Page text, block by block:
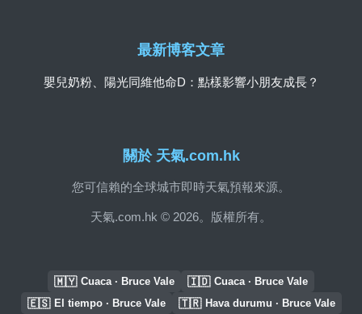
關於 天氣.com.hk
您可信賴的全球城市即時天氣預報來源。
天氣.com.hk © 2026。版權所有。
最新博客文章
嬰兒奶粉、陽光同維他命D：點樣影響小朋友成長？
🇲🇾 Cuaca · Bruce Vale 🇮🇩 Cuaca · Bruce Vale
🇪🇸 El tiempo · Bruce Vale 🇹🇷 Hava durumu · Bruce Vale